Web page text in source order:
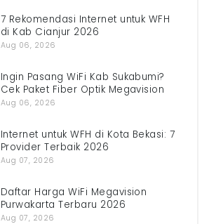
7 Rekomendasi Internet untuk WFH
di Kab Cianjur 2026
Aug 06, 2026
Ingin Pasang WiFi Kab Sukabumi?
Cek Paket Fiber Optik Megavision
Aug 06, 2026
Internet untuk WFH di Kota Bekasi: 7
Provider Terbaik 2026
Aug 07, 2026
Daftar Harga WiFi Megavision
Purwakarta Terbaru 2026
Aug 07, 2026